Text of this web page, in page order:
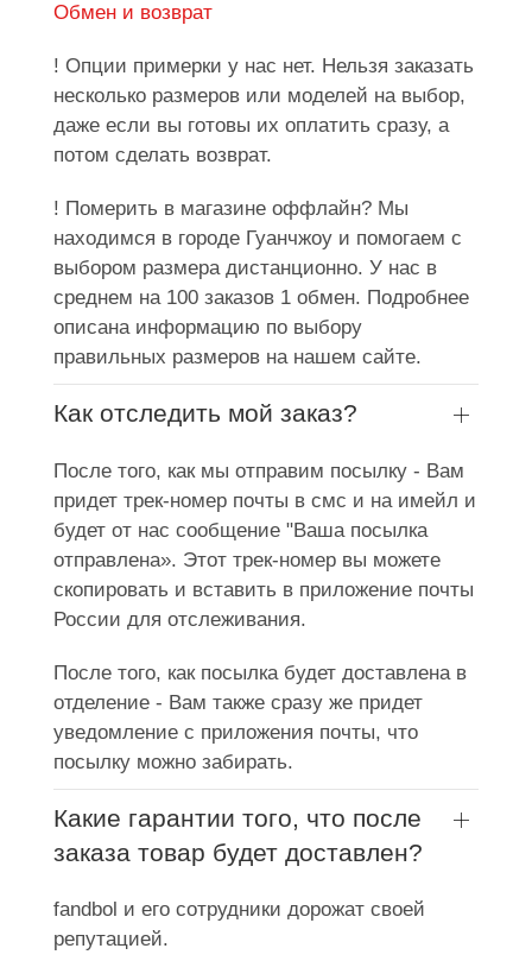
Обмен и возврат
! Опции примерки у нас нет. Нельзя заказать
несколько размеров или моделей на выбор,
даже если вы готовы их оплатить сразу, а
потом сделать возврат.
! Померить в магазине оффлайн? Мы
находимся в городе Гуанчжоу и помогаем с
выбором размера дистанционно. У нас в
среднем на 100 заказов 1 обмен. Подробнее
описана информацию по выбору
правильных размеров на нашем сайте.
Как отследить мой заказ?
После того, как мы отправим посылку - Вам
придет трек-номер почты в смс и на имейл и
будет от нас сообщение "Ваша посылка
отправлена». Этот трек-номер вы можете
скопировать и вставить в приложение почты
России для отслеживания.
После того, как посылка будет доставлена в
отделение - Вам также сразу же придет
уведомление с приложения почты, что
посылку можно забирать.
Какие гарантии того, что после
заказа товар будет доставлен?
fandbol и его сотрудники дорожат своей
репутацией.